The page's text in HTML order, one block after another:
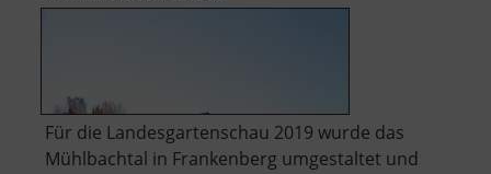
Für die Landesgartenschau 2019 wurde das
Mühlbachtal in Frankenberg umgestaltet und